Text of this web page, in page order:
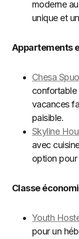
moderne
unique et
Appartements
Chesa
confortable
vacances
paisible.
Skyline
avec
option pour
Classe
Youth
pour un